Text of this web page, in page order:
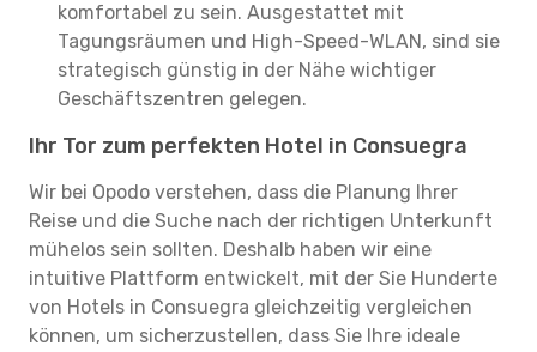
komfortabel zu sein. Ausgestattet mit
Tagungsräumen und High-Speed-WLAN, sind sie
strategisch günstig in der Nähe wichtiger
Geschäftszentren gelegen.
Ihr Tor zum perfekten Hotel in Consuegra
Wir bei Opodo verstehen, dass die Planung Ihrer
Reise und die Suche nach der richtigen Unterkunft
mühelos sein sollten. Deshalb haben wir eine
intuitive Plattform entwickelt, mit der Sie Hunderte
von Hotels in Consuegra gleichzeitig vergleichen
können, um sicherzustellen, dass Sie Ihre ideale